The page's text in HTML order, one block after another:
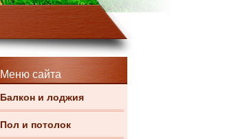
Меню сайта
Балкон и лоджия
Пол и потолок